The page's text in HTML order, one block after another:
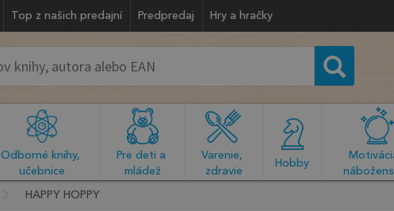
Top z našich predajní Predpredaj Hry a hračky
Odborné knihy,
učebnice
Pre deti a
mládež
Varenie,
zdravie
Hobby
HAPPY HOPPY